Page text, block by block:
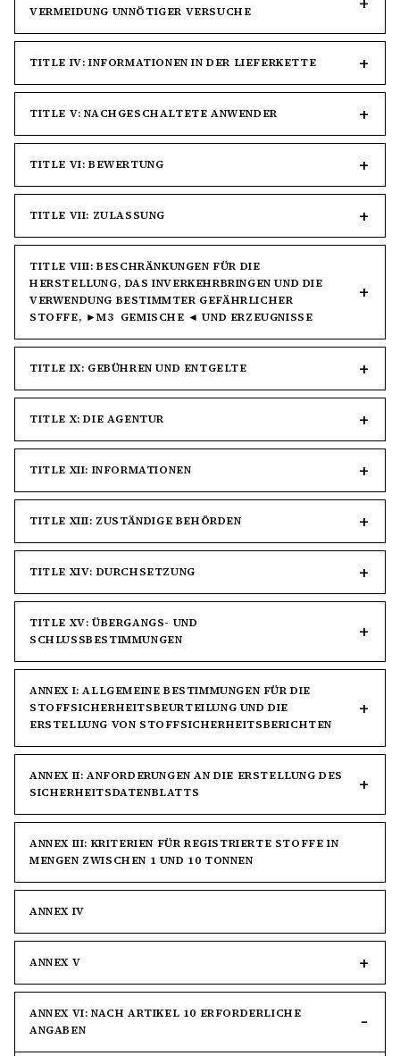
VERMEIDUNG UNNÖTIGER VERSUCHE
TITLE IV: INFORMATIONEN IN DER LIEFERKETTE
TITLE V: NACHGESCHALTETE ANWENDER
TITLE VI: BEWERTUNG
TITLE VII: ZULASSUNG
TITLE VIII: BESCHRÄNKUNGEN FÜR DIE
HERSTELLUNG, DAS INVERKEHRBRINGEN UND DIE
VERWENDUNG BESTIMMTER GEFÄHRLICHER
STOFFE, ►M3 GEMISCHE ◄ UND ERZEUGNISSE
TITLE IX: GEBÜHREN UND ENTGELTE
TITLE X: DIE AGENTUR
TITLE XII: INFORMATIONEN
TITLE XIII: ZUSTÄNDIGE BEHÖRDEN
TITLE XIV: DURCHSETZUNG
TITLE XV: ÜBERGANGS- UND
SCHLUSSBESTIMMUNGEN
ANNEX I: ALLGEMEINE BESTIMMUNGEN FÜR DIE
STOFFSICHERHEITSBEURTEILUNG UND DIE
ERSTELLUNG VON STOFFSICHERHEITSBERICHTEN
ANNEX II: ANFORDERUNGEN AN DIE ERSTELLUNG DES
SICHERHEITSDATENBLATTS
ANNEX III: KRITERIEN FÜR REGISTRIERTE STOFFE IN
MENGEN ZWISCHEN 1 UND 10 TONNEN
ANNEX IV
ANNEX V
ANNEX VI: NACH ARTIKEL 10 ERFORDERLICHE
ANGABEN